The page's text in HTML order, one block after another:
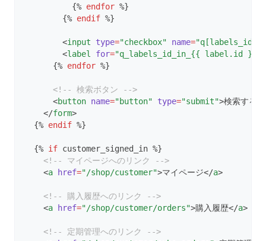
          {%
endfor %}
        {%
endif %}
        <
input type="checkbox" name=
        <
label for="q_labels_id_in_{{ label.id }}"
      {%
endfor %}
<!-- 検索ボタン -->
      <
button name="button" type="submit">検索する</
    </
form>
  {%
endif %}
  {%
if customer_signed_in %}
<!-- マイページへのリンク -->
    <
a href="/shop/customer">マイページ</a>
<!-- 購入履歴へのリンク -->
    <
a href="/shop/customer/orders">購入履歴</a>
<!-- 定期管理へのリンク -->